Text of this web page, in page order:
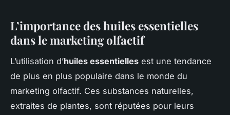
L’importance des huiles essentielles
dans le marketing olfactif
L’utilisation d’huiles essentielles est une tendance
de plus en plus populaire dans le monde du
marketing olfactif. Ces substances naturelles,
extraites de plantes, sont réputées pour leurs